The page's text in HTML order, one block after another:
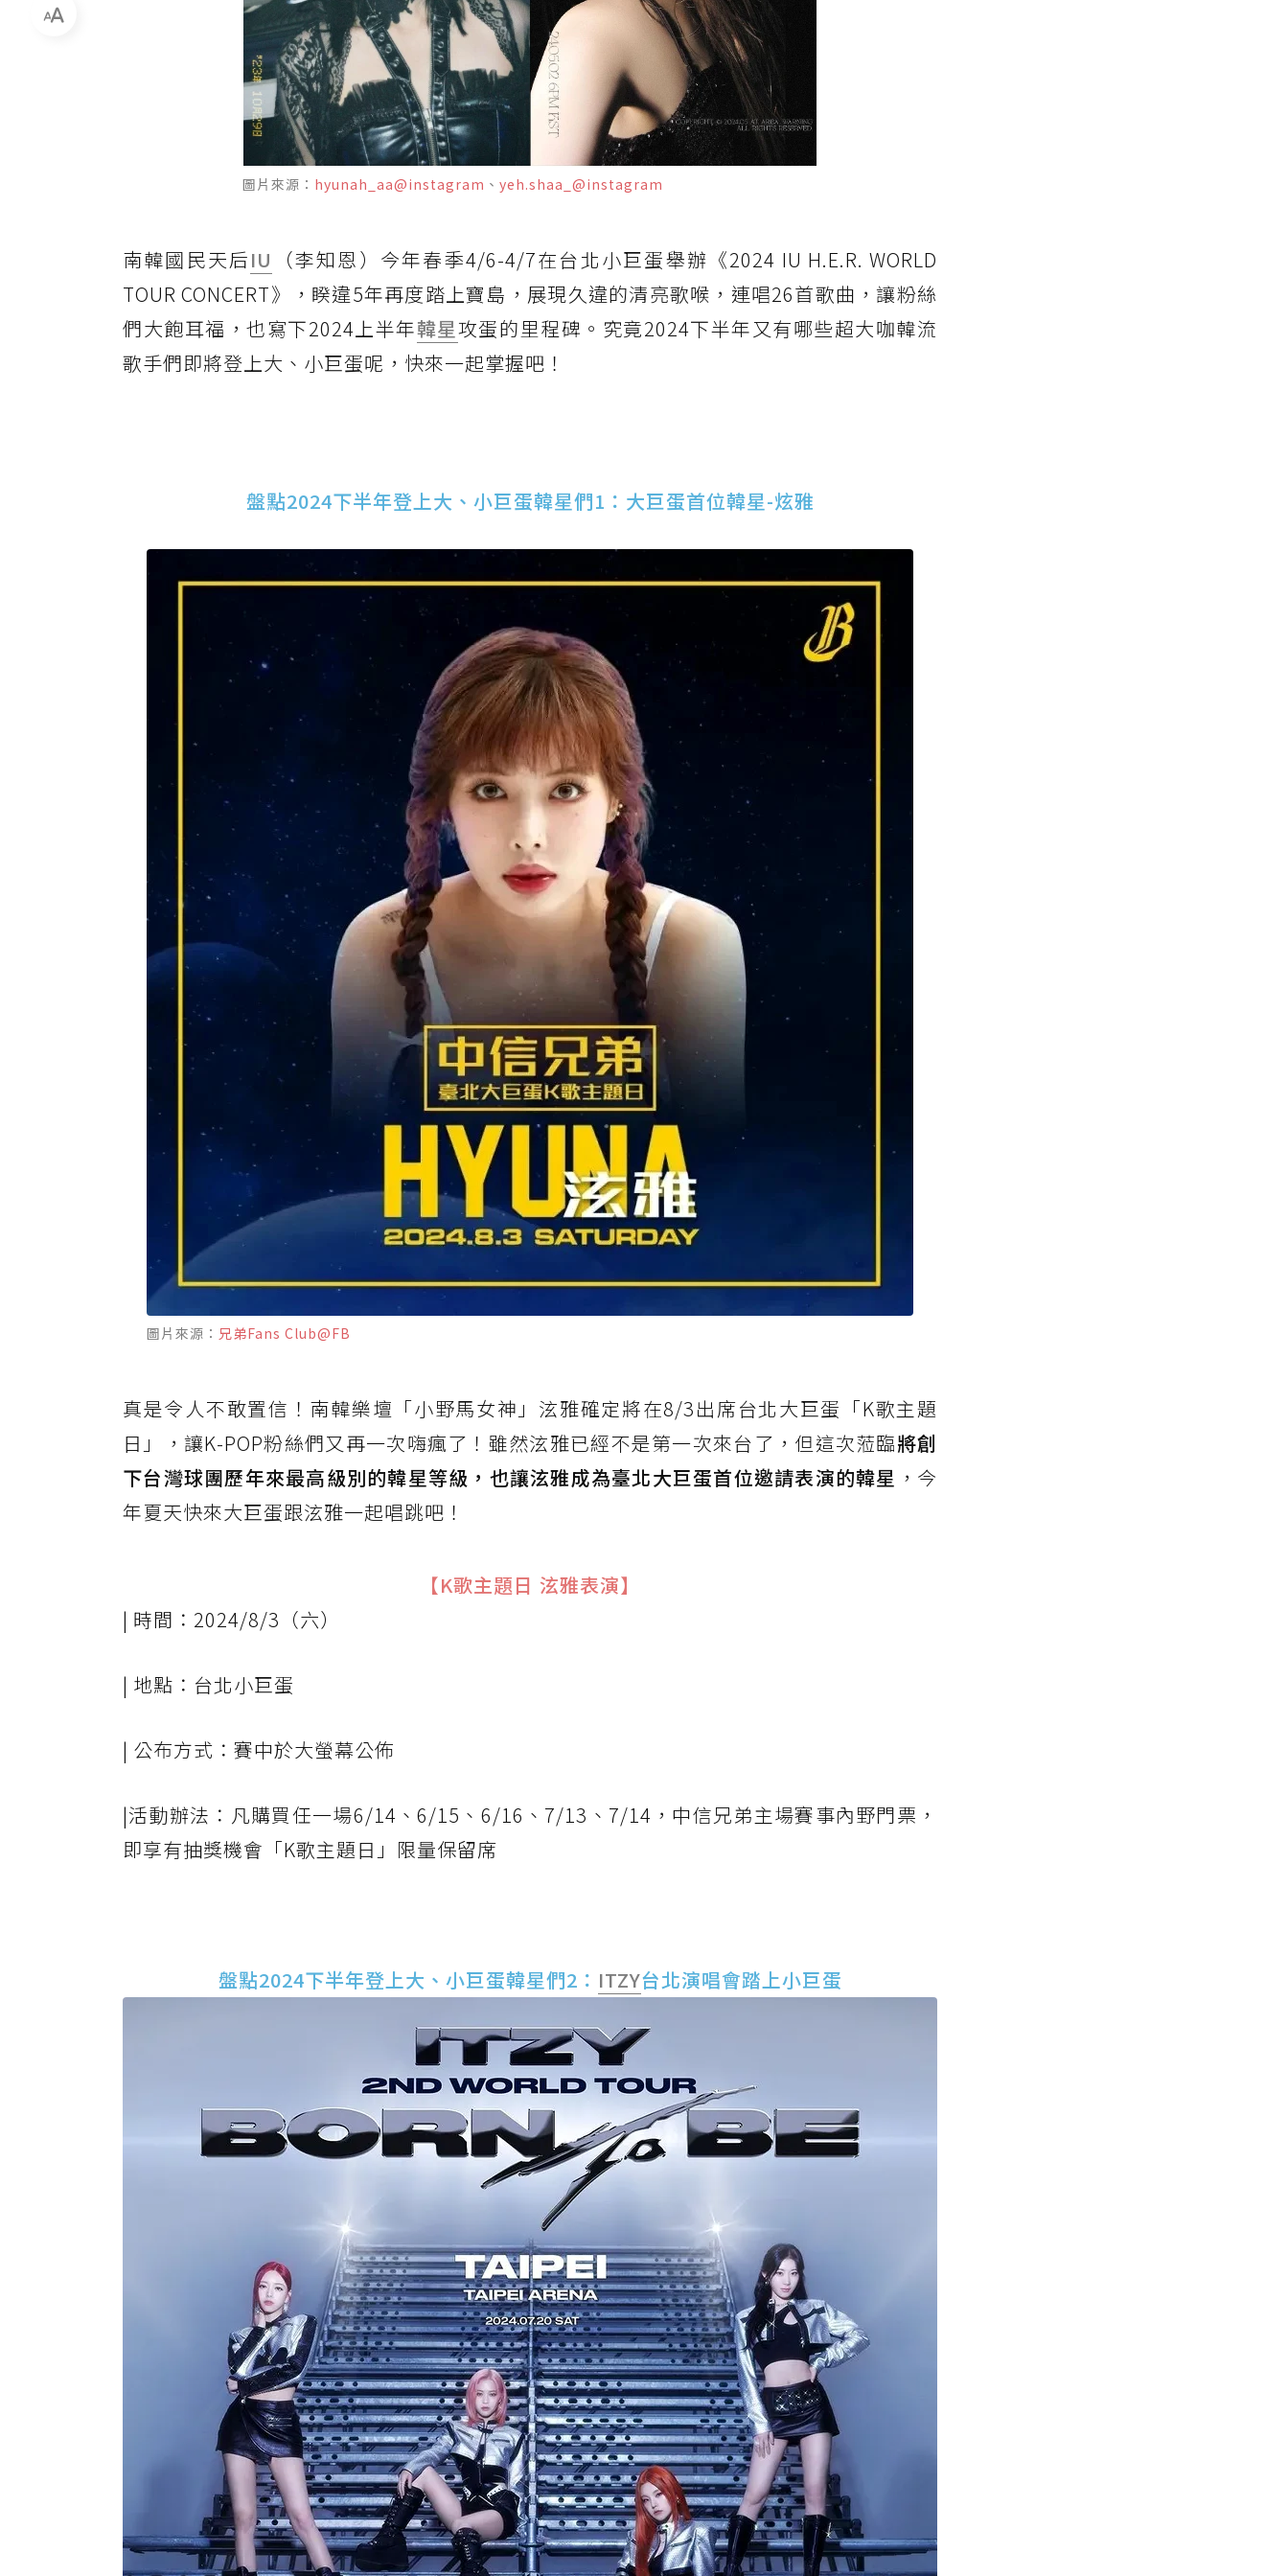
圖片來源： hyunah_aa@instagram 、 yeh.shaa_@instagram
南韓國民天后IU
（李知恩）今年春季4/6-4/7在台北小巨蛋舉辦《2024 IU H.E.R. WORLD
TOUR CONCERT》，睽違5年再度踏上寶島，展現久違的清亮歌喉，連唱26首歌曲，讓粉絲
們大飽耳福，也寫下2024上半年韓星攻蛋的里程碑。究竟2024下半年又有哪些超大咖韓流
歌手們即將登上大、小巨蛋呢，快來一起掌握吧！
盤點2024下半年登上大、小巨蛋韓星們1：大巨蛋首位韓星-炫雅
圖片來源： 兄弟Fans Club@FB
真是令人不敢置信！南韓樂壇「小野馬女神」泫雅確定將在8/3出席台北大巨蛋「K歌主題
日」，讓K-POP粉絲們又再一次嗨瘋了！雖然泫雅已經不是第一次來台了，但這次蒞臨將創
下台灣球團歷年來最高級別的韓星等級，也讓泫雅成為臺北大巨蛋首位邀請表演的韓星 ，今
年夏天快來大巨蛋跟泫雅一起唱跳吧！
【K歌主題日 泫雅表演】
| 時間：2024/8/3（六）
| 地點：台北小巨蛋
| 公布方式：賽中於大螢幕公佈
|活動辦法：凡購買任一場6/14、6/15、6/16、7/13、7/14，中信兄弟主場賽事內野門票，
即享有抽獎機會「K歌主題日」限量保留席
盤點2024下半年登上大、小巨蛋韓星們2： ITZY台北演唱會踏上小巨蛋